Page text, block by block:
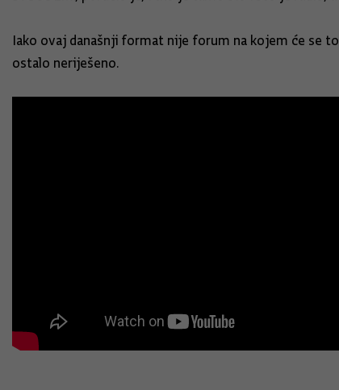
Iako ovaj današnji format nije forum na kojem će se
ostalo neriješeno.